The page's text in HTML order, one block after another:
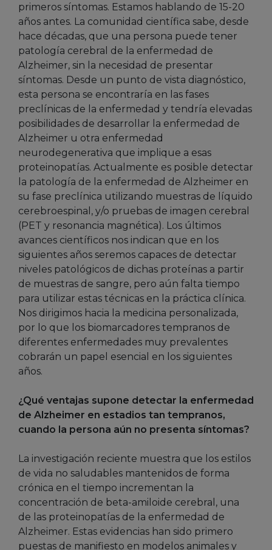
primeros síntomas. Estamos hablando de 15-20
años antes. La comunidad científica sabe, desde
hace décadas, que una persona puede tener
patología cerebral de la enfermedad de
Alzheimer, sin la necesidad de presentar
síntomas. Desde un punto de vista diagnóstico,
esta persona se encontraría en las fases
preclínicas de la enfermedad y tendría elevadas
posibilidades de desarrollar la enfermedad de
Alzheimer u otra enfermedad
neurodegenerativa que implique a esas
proteinopatías. Actualmente es posible detectar
la patología de la enfermedad de Alzheimer en
su fase preclínica utilizando muestras de líquido
cerebroespinal, y/o pruebas de imagen cerebral
(PET y resonancia magnética). Los últimos
avances científicos nos indican que en los
siguientes años seremos capaces de detectar
niveles patológicos de dichas proteínas a partir
de muestras de sangre, pero aún falta tiempo
para utilizar estas técnicas en la práctica clínica.
Nos dirigimos hacia la medicina personalizada,
por lo que los biomarcadores tempranos de
diferentes enfermedades muy prevalentes
cobrarán un papel esencial en los siguientes
años.
¿Qué ventajas supone detectar la enfermedad
de Alzheimer en estadios tan tempranos,
cuando la persona aún no presenta síntomas?
La investigación reciente muestra que los estilos
de vida no saludables mantenidos de forma
crónica en el tiempo incrementan la
concentración de beta-amiloide cerebral, una
de las proteinopatías de la enfermedad de
Alzheimer. Estas evidencias han sido primero
puestas de manifiesto en modelos animales y